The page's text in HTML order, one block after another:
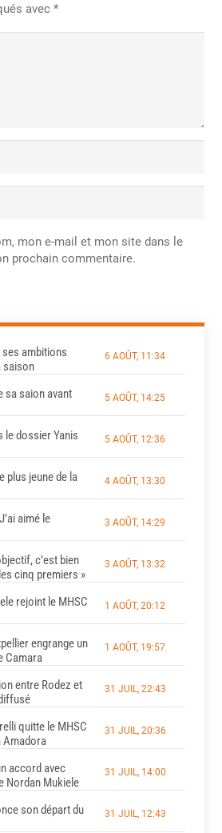
avec *
mon e-mail et mon site dans le
prochain commentaire.
ambitions
saison
6 AOÛT, 11:34
sa saion avant
5 AOÛT, 14:25
le dossier Yanis
5 AOÛT, 12:36
plus jeune de la
4 AOÛT, 13:30
aimé le
3 AOÛT, 14:29
c’est bien
cinq premiers »
3 AOÛT, 13:32
rejoint le MHSC
1 AOÛT, 20:12
engrange un
Camara
1 AOÛT, 19:57
entre Rodez et
31 JUIL, 22:43
quitte le MHSC
Amadora
31 JUIL, 20:36
accord avec
Nordan Mukiele
31 JUIL, 14:00
son départ du
31 JUIL, 12:43